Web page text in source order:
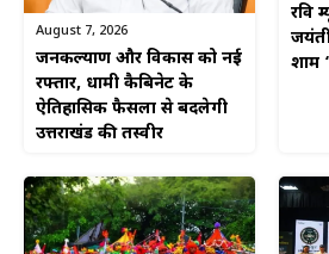
August 7, 2026
जनकल्याण और विकास को नई
रफ्तार, धामी कैबिनेट के
ऐतिहासिक फैसलों से बदलेगी
उत्तराखंड की तस्वीर
रवि
शाम